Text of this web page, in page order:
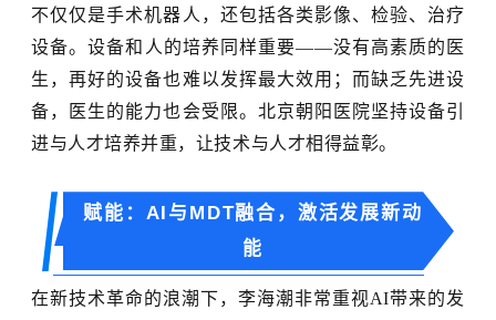
不仅仅是手术机器人，还包括各类影像、检验、治疗
设备。设备和人的培养同样重要——没有高素质的医
生，再好的设备也难以发挥最大效用；而缺乏先进设
备，医生的能力也会受限。北京朝阳医院坚持设备引
进与人才培养并重，让技术与人才相得益彰。
赋能：AI与MDT融合，激活发展新动
能
在新技术革命的浪潮下，李海潮非常重视AI带来的发